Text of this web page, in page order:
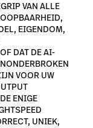
VAN ALLE
EIGENDOM,
DAT DE AI-
VOOR UW
ENIGE
UNIEK,